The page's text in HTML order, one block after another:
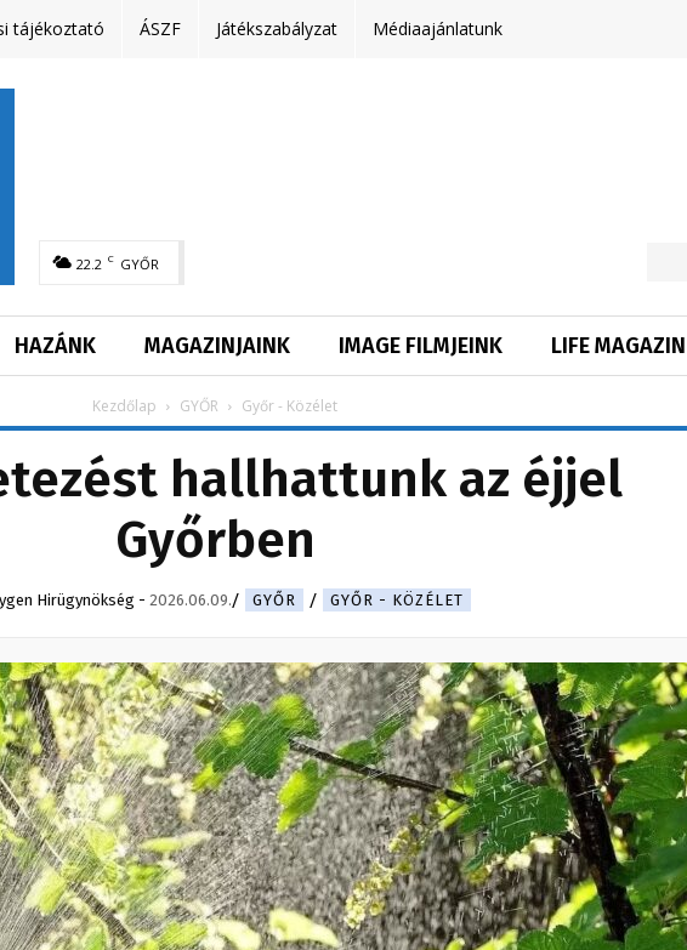
tájékoztató ÁSZF Játékszabályzat Médiaajánlatunk
22.2 C GYŐR
HAZÁNK MAGAZINJAINK IMAGE FILMJEINK LIFE MAGAZIN
Kezdőlap GYŐR Győr - Közélet
hallhattunk az éjjel
Győrben
Hirügynökség - 2026.06.09. GYŐR GYŐR - KÖZÉLET